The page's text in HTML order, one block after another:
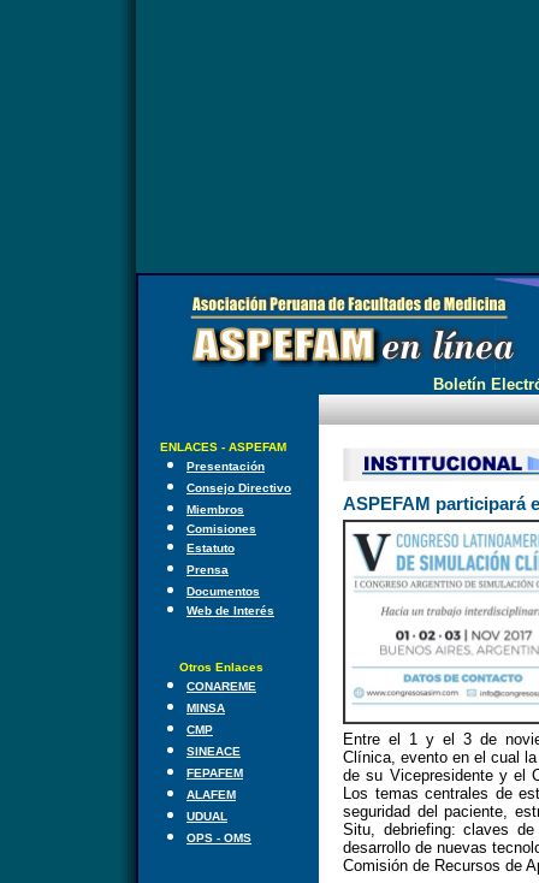
Boletín
ENLACES - ASPEFAM
Presentación
Consejo Directivo
Miembros
Comisiones
Estatuto
Prensa
Documentos
Web de Interés
Otros Enlaces
CONAREME
MINSA
CMP
SINEACE
FEPAFEM
ALAFEM
UDUAL
OPS - OMS
ASPEFAM participará
Entre el 1 y el 3 de
Clínica, evento en el cual
de su Vicepresidente y el
Los temas centrales de
seguridad del paciente,
Situ, debriefing: claves
desarrollo de nuevas
Comisión de Recursos de